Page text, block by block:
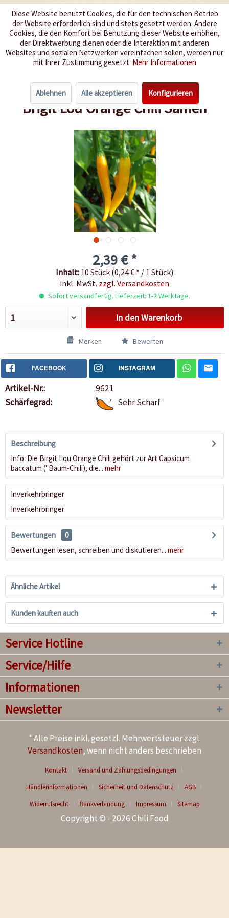
Wir würzen Ihr Leben
Menü
Übersicht Schärfegrad 7-8
Brigit Lou Orange Chili Samen
2,39 € *
Inhalt: 10 Stück (0,24 € * / 1 Stück)
inkl. MwSt. zzgl. Versandkosten
Sofort versandfertig. Lieferzeit: 1-2 Werktage.
In denWarenkorb
Merken Bewerten
FACEBOOK INSTAGRAM
Artikel-Nr.:
9621
Schärfegrad:
7 Sehr Scharf
Beschreibung
Info: Die Birgit Lou Orange Chili gehört zur Art Capsicum
baccatum ("Baum-Chili), die... mehr
Inverkehrbringer
Inverkehrbringer
Bewertungen
0
Bewertungen lesen, schreiben und diskutieren... mehr
Ähnliche Artikel
Kunden kauften auch
Service Hotline
Service/Hilfe
Informationen
Newsletter
* Alle Preise inkl. gesetzl. Mehrwertsteuer zzgl.
Versandkosten, wenn nicht anders beschrieben
Kontakt
Versand und Zahlungsbedingungen
Händlerinformationen
Sicherheit und Datenschutz
AGB
Widerrufsrecht
Bankverbindung Impressum Sitemap
Copyright © - 2026 Chili Food
Diese Website benutzt Cookies, die für den technischen Betrieb
der Website erforderlich sind und stets gesetzt werden. Andere
Cookies, die den Komfort bei Benutzung dieser Website erhöhen,
der Direktwerbung dienen oder die Interaktion mit anderen
Websites und sozialen Netzwerken vereinfachen sollen, werden nur
mit Ihrer Zustimmung gesetzt. Mehr Informationen
Ablehnen Alle akzeptieren Konfigurieren